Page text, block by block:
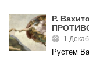
Р.
1
Рустем